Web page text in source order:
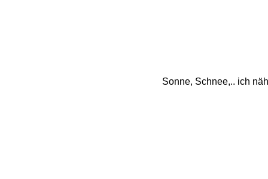
Sonne, Schnee,.. ich